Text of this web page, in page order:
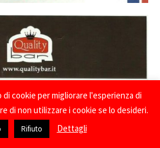
cookie per migliorare l'esperienza di
di non utilizzare i cookie se lo desideri.
Rifiuto Dettagli